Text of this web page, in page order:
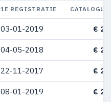
1E REGISTRATIE
03-01-2019 €
04-05-2018 €
22-11-2017 €
08-01-2019 €